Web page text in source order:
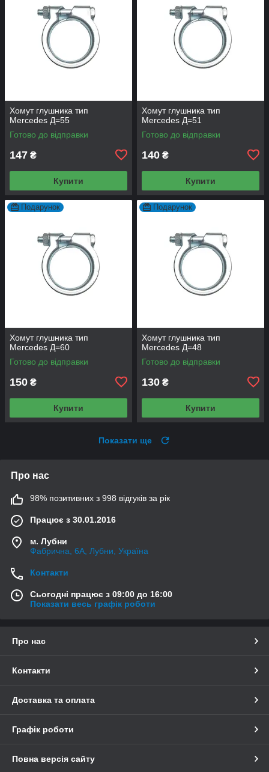
Хомут глушника тип
Mercedes Д=55
Готово до відправки
147 ₴
Купити
Хомут глушника тип
Mercedes Д=51
Готово до відправки
140 ₴
Купити
Подарунок
Хомут глушника тип
Mercedes Д=60
Готово до відправки
150 ₴
Купити
Подарунок
Хомут глушника тип
Mercedes Д=48
Готово до відправки
130 ₴
Купити
Показати ще
Про нас
98% позитивних з 998 відгуків за рік
Працює з 30.01.2016
м. Лубни
Фабрична, 6А, Лубни, Україна
Контакти
Сьогодні працює з 09:00 до 16:00
Показати весь графік роботи
Про нас
Контакти
Доставка та оплата
Графік роботи
Повна версія сайту